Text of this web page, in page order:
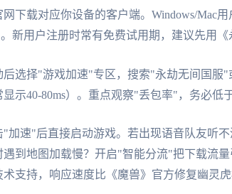
下载对应你设备的客户端。Windows/Mac
新用户注册时常有免费试用期，建议先用《
后选择"游戏加速"专区，搜索"永劫无间国服
示40-80ms）。重点观察"丢包率"，务必低于
"加速"后直接启动游戏。若出现语音队友听
遇到地图加载慢？开启"智能分流"把下载流
支持，响应速度比《魔兽》官方修复幽灵虎